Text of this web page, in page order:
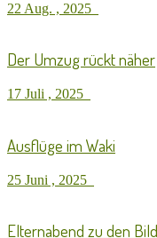
22 Aug. , 2025
Der Umzug rückt näher
17 Juli , 2025
Ausflüge im Waki
25 Juni , 2025
Elternabend zu den